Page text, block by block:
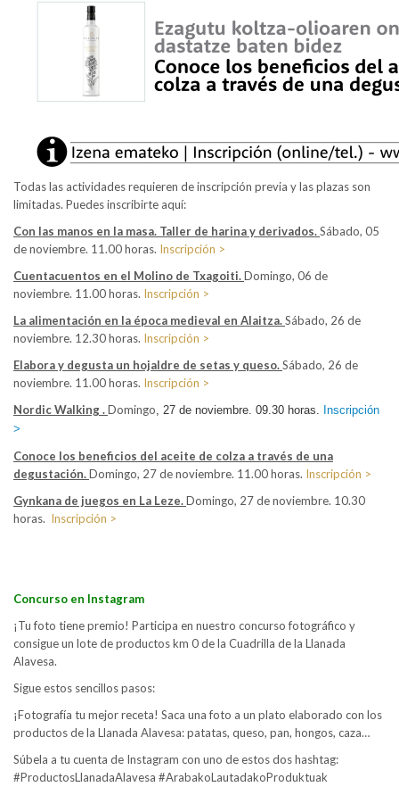
Todas las actividades requieren de inscripción previa y las plazas son
limitadas. Puedes inscribirte aquí:
Con las manos en la masa. Taller de harina y derivados.Sábado, 05
de noviembre. 11.00 horas. Inscripción >
Cuentacuentos en el Molino de Txagoiti.Domingo, 06 de
noviembre. 11.00 horas. Inscripción >
La alimentación en la época medieval en Alaitza.Sábado, 26 de
noviembre. 12.30 horas. Inscripción >
Elabora y degusta un hojaldre de setas y queso.Sábado, 26 de
noviembre. 11.00 horas. Inscripción >
Nordic Walking .Domingo, 27 de noviembre. 09.30 horas. Inscripción
>
Conoce los beneficios del aceite de colza a través de una
degustación.Domingo, 27 de noviembre. 11.00 horas. Inscripción >
Gynkana de juegos en La Leze.Domingo, 27 de noviembre. 10.30
horas. Inscripción >
Concurso en Instagram
¡Tu foto tiene premio! Participa en nuestro concurso fotográfico y
consigue un lote de productos km 0 de la Cuadrilla de la Llanada
Alavesa.
Sigue estos sencillos pasos:
¡Fotografía tu mejor receta! Saca una foto a un plato elaborado con los
productos de la Llanada Alavesa: patatas, queso, pan, hongos, caza…
Súbela a tu cuenta de Instagram con uno de estos dos hashtag:
#ProductosLlanadaAlavesa #ArabakoLautadakoProduktuak